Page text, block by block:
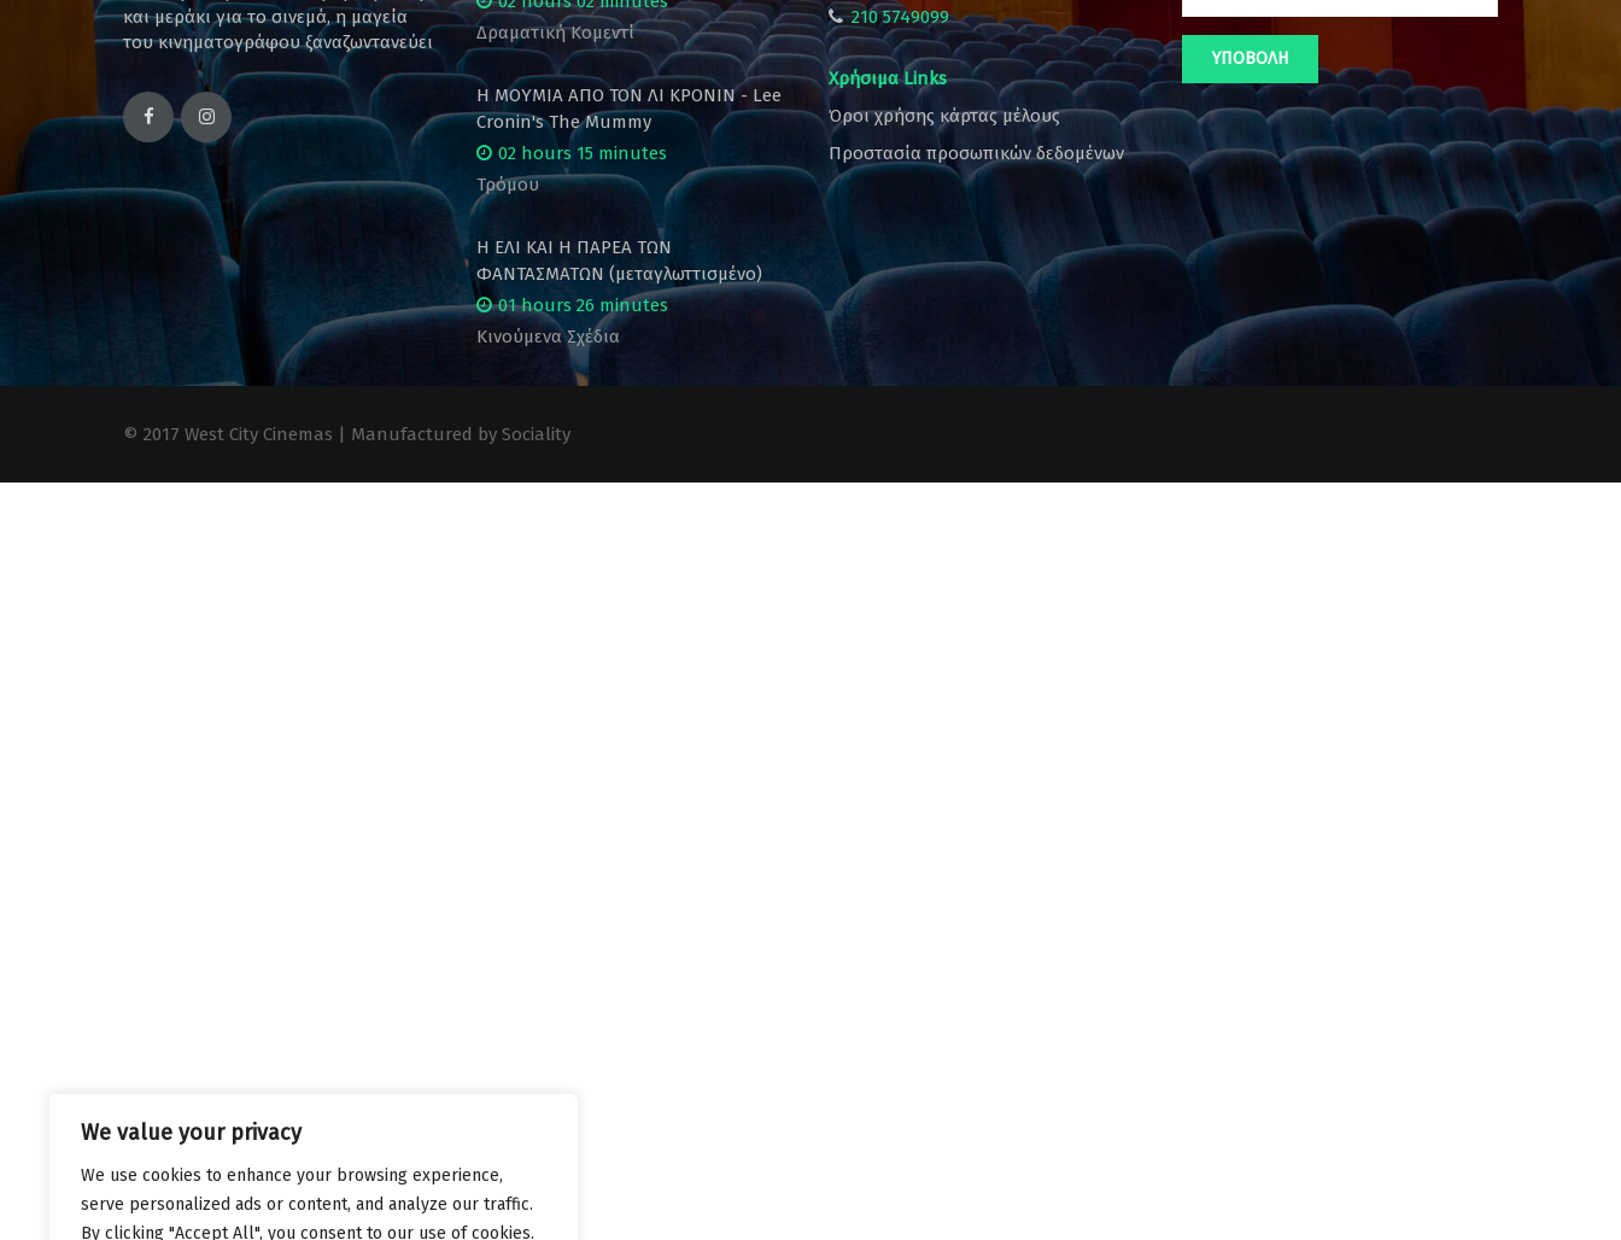
We value your privacy
We use cookies to enhance your browsing experience,
serve personalized ads or content, and analyze our traffic.
By clicking "Accept All", you consent to our use of cookies.
και μεράκι για το σινεμά, η μαγεία
του κινηματογράφου ξαναζωντανεύει
Δραματική Κομεντί
Η ΜΟΥΜΙΑ ΑΠΟ ΤΟΝ ΛΙ ΚΡΟΝΙΝ - Lee
Cronin's The Mummy
02 hours 15 minutes
Τρόμου
Η ΕΛΙ ΚΑΙ Η ΠΑΡΕΑ ΤΩΝ
ΦΑΝΤΑΣΜΑΤΩΝ (μεταγλωττισμένο)
01 hours 26 minutes
Κινούμενα Σχέδια
210 5749099
Χρήσιμα Links
Όροι χρήσης κάρτας μέλους
Προστασία προσωπικών δεδομένων
© 2017 West City Cinemas | Manufactured by Sociality